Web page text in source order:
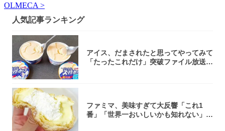
OLMECA >
人気記事ランキング
アイス、だまされたと思ってやってみて
「たったこれだけ」突破ファイル放送で
ファミマ、美味すぎて大反響「これ1
番」「世界一おいしいかも知れない」